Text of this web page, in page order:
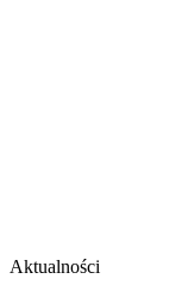
Aktualności